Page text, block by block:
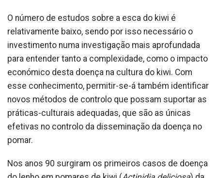
O número de estudos sobre a esca do kiwi é
relativamente baixo, sendo por isso necessário o
investimento numa investigação mais aprofundada
para entender tanto a complexidade, como o impacto
económico desta doença na cultura do kiwi. Com
esse conhecimento, permitir-se-á também identificar
novos métodos de controlo que possam suportar as
práticas-culturais adequadas, que são as únicas
efetivas no controlo da disseminação da doença no
pomar.
Nos anos 90 surgiram os primeiros casos de doença